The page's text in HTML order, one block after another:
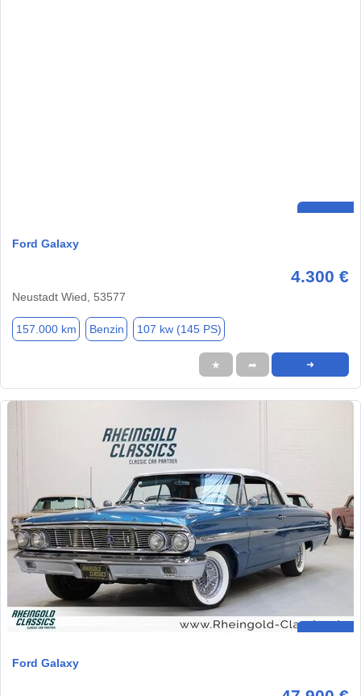
Ford Galaxy
4.300 €
Neustadt Wied, 53577
157.000 km Benzin 107 kw (145 PS)
★ ➦ ➜
Ford Galaxy